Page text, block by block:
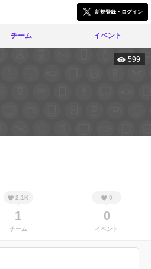
新規登録・ログイン
チーム イベント
599
2.1K
1
チーム
0
0
イベント